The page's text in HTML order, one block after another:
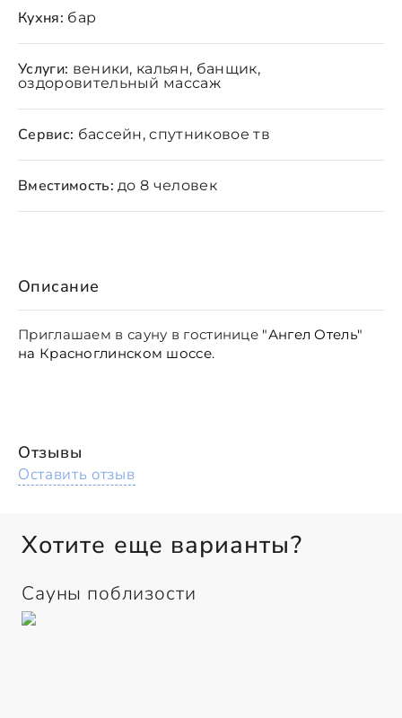
Описание
Приглашаем в сауну в гостинице "Ангел Отель"
на Красноглинском шоссе.
Кухня: бар
Услуги: веники, кальян, банщик,
оздоровительный массаж
Сервис: бассейн, спутниковое тв
Вместимость: до 8 человек
Отзывы
Оставить отзыв
Хотите еще варианты?
Сауны поблизости